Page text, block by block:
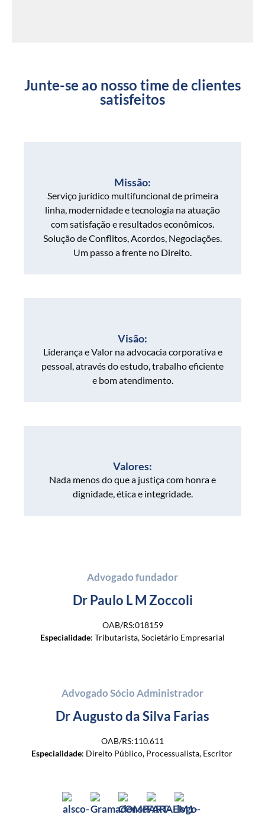
Junte-se ao nosso time de clientes
satisfeitos
Missão:
Serviço jurídico multifuncional de primeira
linha, modernidade e tecnologia na atuação
com satisfação e resultados econômicos.
Solução de Conflitos, Acordos, Negociações.
Um passo a frente no Direito.
Visão:
Liderança e Valor na advocacia corporativa e
pessoal, através do estudo, trabalho eficiente
e bom atendimento.
Valores:
Nada menos do que a justiça com honra e
dignidade, ética e integridade.
Advogado fundador
Dr Paulo L M Zoccoli
OAB/RS:018159
Especialidade: Tributarista, Societário Empresarial
Advogado Sócio Administrador
Dr Augusto da Silva Farias
OAB/RS:110.611
Especialidade: Direito Público, Processualista, Escritor